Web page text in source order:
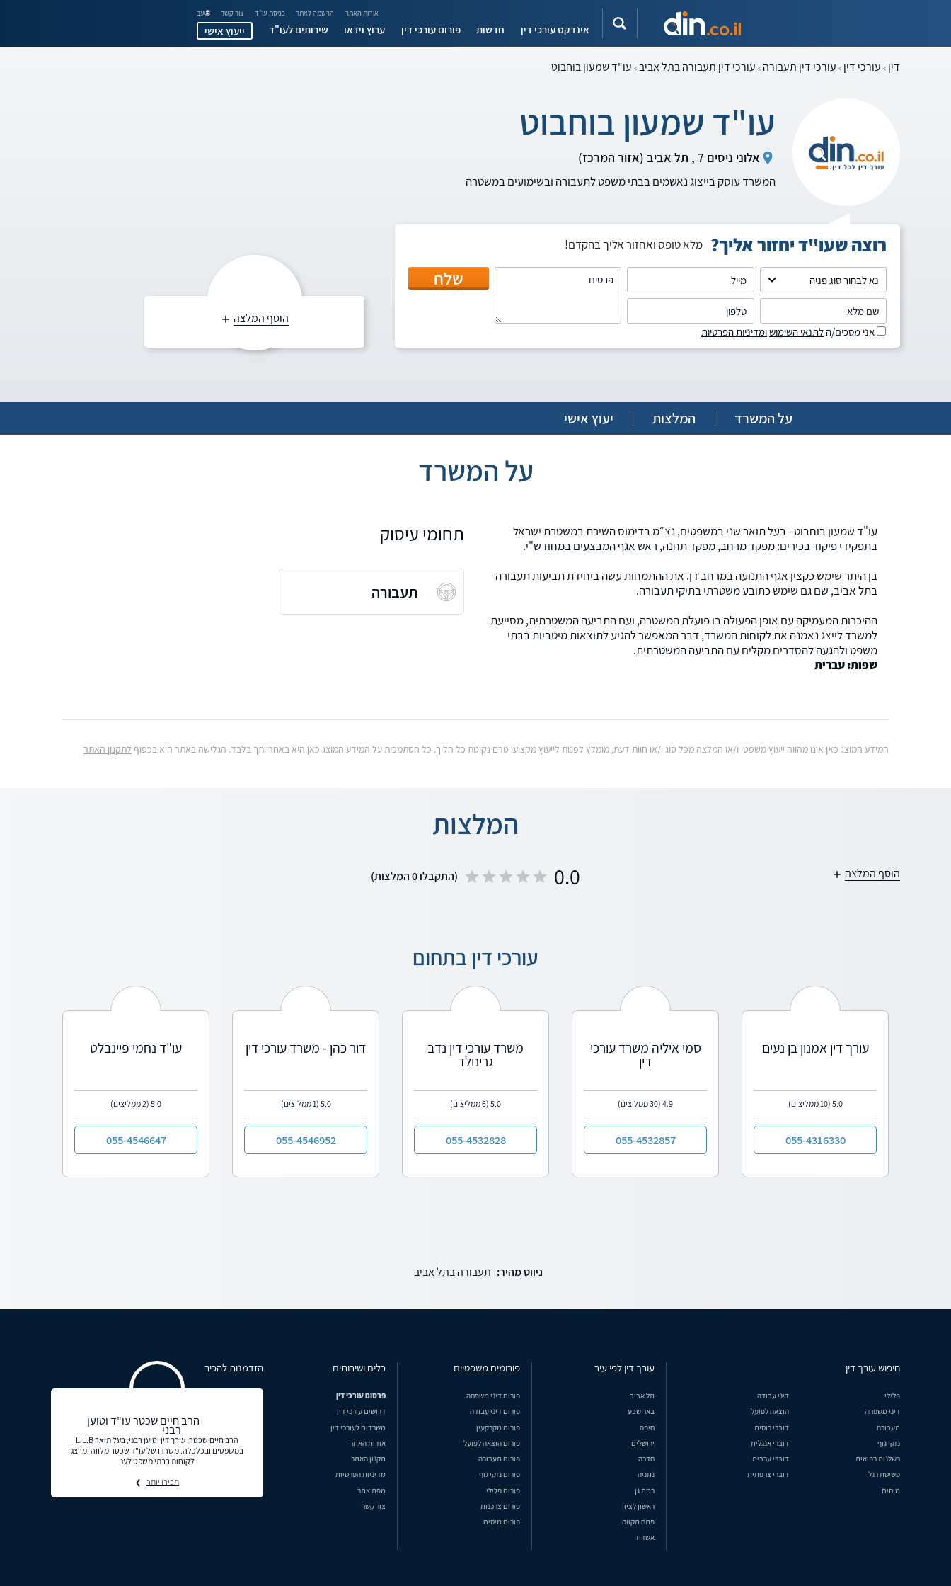
אודות האתר הרשמה לאתר כניסת עו"ד צור קשר 🌐 עב
אינדקס עורכי דין חדשות פורום עורכי דין ערוץ וידאו שירותים לעו"ד ייעוץ אישי
דין עורכי דין עורכי דין תעבורה עורכי דין תעבורה בתל אביב עו"ד שמעון בוחבוט
עו"ד שמעון בוחבוט
אלוני ניסים 7 , תל אביב (אזור המרכז)
המשרד עוסק בייצוג נאשמים בבתי משפט לתעבורה ובשימועים במשטרה
רוצה שעו"ד יחזור אליך? מלא טופס ואחזור אליך בהקדם!
שלח
אני מסכים/הלתנאי השימושומדיניות הפרטיות
הוסף המלצה
על המשרד המלצות יעוץ אישי
על המשרד
עו"ד שמעון בוחבוט - בעל תואר שני במשפטים, נצ״מ בדימוס השירת במשטרת ישראל
בתפקידי פיקוד בכירים: מפקד מרחב, מפקד תחנה, ראש אגף המבצעים במחוז ש"י.
בן היתר שימש כקצין אגף התנועה במרחב דן. את ההתמחות עשה ביחידת תביעות תעבורה
בתל אביב, שם גם שימש כתובע משטרתי בתיקי תעבורה.
ההיכרות המעמיקה עם אופן הפעולה בו פועלת המשטרה, ועם התביעה המשטרתית, מסייעת
למשרד לייצג נאמנה את לקוחות המשרד, דבר המאפשר להגיע לתוצאות מיטביות בבתי
משפט ולהגעה להסדרים מקלים עם התביעה המשטרתית.
שפות: עברית
תחומי עיסוק
תעבורה
המידע המוצג כאן אינו מהווה ייעוץ משפטי ו/או המלצה מכל סוג ו/או חוות דעת, מומלץ לפנות לייעוץ מקצועי טרם נקיטת כל הליך. כל הסתמכות על המידע המוצג כאן היא באחריותך בלבד. הגלישה באתר היא בכפוף לתקנון האתר
המלצות
הוסף המלצה 0.0 (התקבלו 0 המלצות)
עורכי דין בתחום
עורך דין אמנון בן נעים
5.0 (10 ממליצים)
055-4316330
סמי איליה משרד עורכי
דין
4.9 (30 ממליצים)
055-4532857
משרד עורכי דין נדב
גרינולד
5.0 (6 ממליצים)
055-4532828
דור כהן - משרד עורכי דין
5.0 (1 ממליצים)
055-4546952
עו"ד נחמי פיינבלט
5.0 (2 ממליצים)
055-4546647
ניווט מהיר: תעבורה בתל אביב
חיפוש עורך דין
פלילי
דיני עבודה
דיני משפחה
הוצאה לפועל
תעבורה
דוברי רוסית
נזקי גוף
דוברי אנגלית
רשלנות רפואית
דוברי ערבית
פשיטת רגל
דוברי צרפתית
מיסים
עורך דין לפי עיר
תל אביב
באר שבע
חיפה
ירושלים
חדרה
נתניה
רמת גן
ראשון לציון
פתח תקווה
אשדוד
פורומים משפטיים
פורום דיני משפחה
פורום דיני עבודה
פורום מקרקעין
פורום הוצאה לפועל
פורום תעבורה
פורום נזקי גוף
פורום פלילי
פורום צרכנות
פורום מיסים
כלים ושירותים
פרסום עורכי דין
דרושים עורכי דין
משרדים לעורכי דין
אודות האתר
תקנון האתר
מדיניות הפרטיות
מפת אתר
צור קשר
הזדמנות להכיר
הרב חיים שכטר עו"ד וטוען
רבני
הרב חיים שכטר, עורך דין וטוען רבני, בעל תואר L.L.B
במשפטים ובכלכלה. משרדו של עו"ד שכטר מלווה ומייצג
לקוחות בבתי משפט לענ
תכירו יותר